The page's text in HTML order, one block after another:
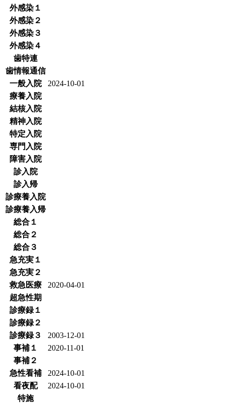
外感染１
外感染２
外感染３
外感染４
歯特連
歯情報通信
一般入院
2024-10-01
療養入院
結核入院
精神入院
特定入院
専門入院
障害入院
診入院
診入帰
診療養入院
診療養入帰
総合１
総合２
総合３
急充実１
急充実２
救急医療
2020-04-01
超急性期
診療録１
診療録２
診療録３
2003-12-01
事補１
2020-11-01
事補２
急性看補
2024-10-01
看夜配
2024-10-01
特施